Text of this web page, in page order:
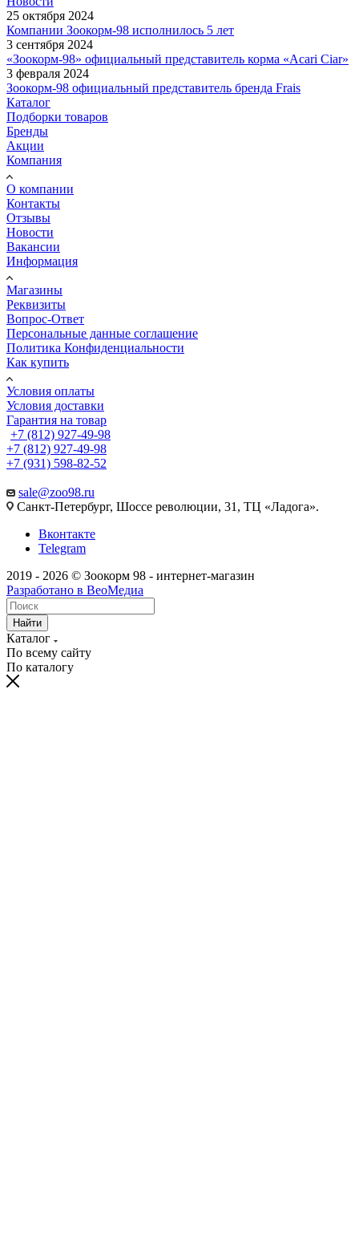
25 октября 2024
Компании Зоокорм-98 исполнилось 5 лет
3 сентября 2024
«Зоокорм-98» официальный представитель корма «Acari Ciar»
3 февраля 2024
Зоокорм-98 официальный представитель бренда Frais
Каталог
Подборки товаров
Бренды
Акции
Компания
О компании
Контакты
Отзывы
Новости
Вакансии
Информация
Магазины
Реквизиты
Вопрос-Ответ
Персональные данные соглашение
Политика Конфиденциальности
Как купить
Условия оплаты
Условия доставки
Гарантия на товар
+7 (812) 927-49-98
+7 (812) 927-49-98
+7 (931) 598-82-52
sale@zoo98.ru
Санкт-Петербург, Шоссе революции, 31, ТЦ «Ладога».
Вконтакте
Telegram
2019 - 2026 © Зоокорм 98 - интернет-магазин
Разработано в ВеоМедиа
Найти
Каталог
По всему сайту
По каталогу